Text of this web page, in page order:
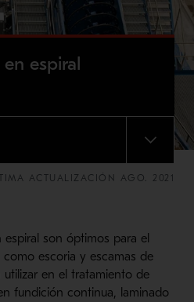
espiral
MENU
ACTUALIZACIÓN AGO. 2021
espiral son óptimos para el
escoria y escamas de
utilizar en el tratamiento de
fundición continua, laminado